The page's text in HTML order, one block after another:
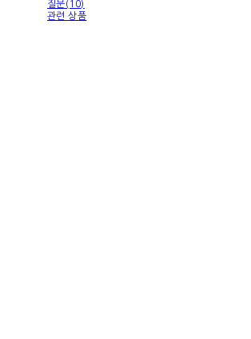
질문(10)
관련 상품